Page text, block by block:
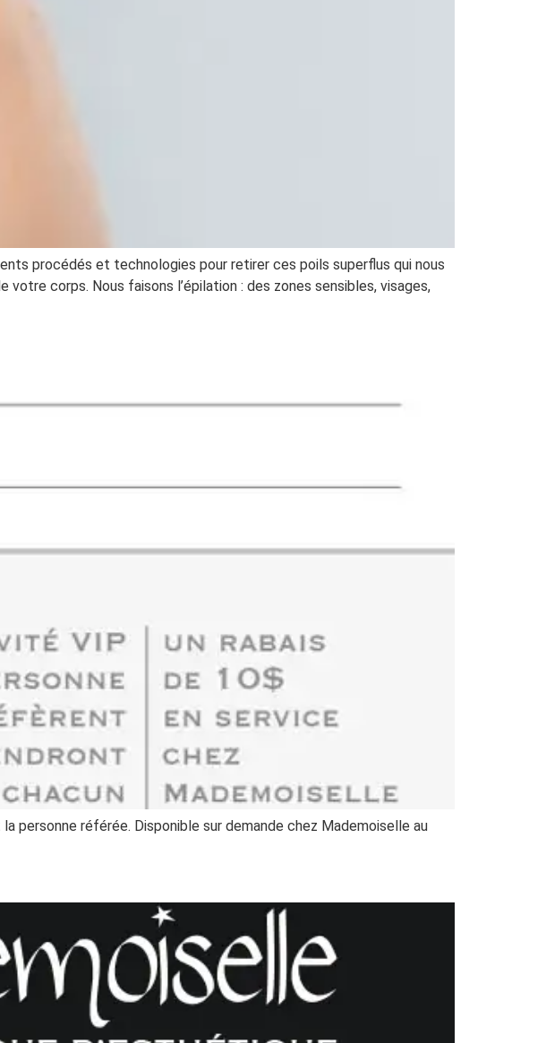
procédés et technologies pour retirer ces poils superflus qui nous
corps. Nous faisons l’épilation : des zones sensibles, visages,
personne référée. Disponible sur demande chez Mademoiselle au